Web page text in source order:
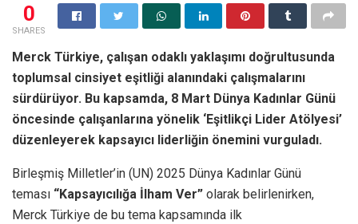
0
SHARES
Merck Türkiye, çalışan odaklı yaklaşımı doğrultusunda
toplumsal cinsiyet eşitliği alanındaki çalışmalarını
sürdürüyor. Bu kapsamda, 8 Mart Dünya Kadınlar Günü
öncesinde çalışanlarına yönelik ‘Eşitlikçi Lider Atölyesi’
düzenleyerek kapsayıcı liderliğin önemini vurguladı.
Birleşmiş Milletler’in (UN) 2025 Dünya Kadınlar Günü
teması “Kapsayıcılığa İlham Ver” olarak belirlenirken,
Merck Türkiye de bu tema kapsamında ilk